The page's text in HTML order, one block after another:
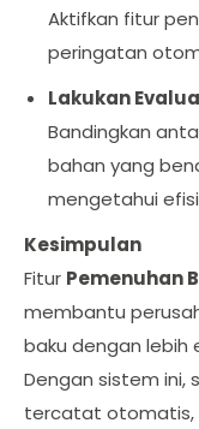
Aktifkan fitur
peringatan
Lakukan
Bandingkan
bahan yang
mengetahui
Kesimpulan
Fitur Pemenuhan
membantu
baku dengan lebih
Dengan sistem ini,
tercatat otomatis,